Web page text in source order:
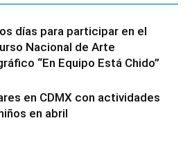
días para participar en el
Nacional de Arte
“En Equipo Está Chido”
en CDMX con actividades
en abril